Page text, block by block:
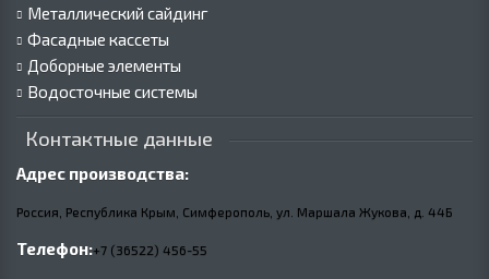
Металлический сайдинг
Фасадные кассеты
Доборные элементы
Водосточные системы
Контактные данные
Адрес производства:
Россия, Республика Крым, Симферополь, ул. Маршала Жукова, д. 44Б
Телефон:+7 (36522) 456-55